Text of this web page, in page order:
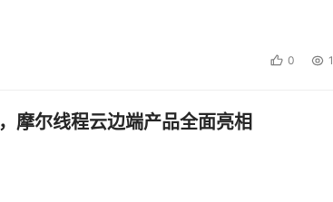
0
摩尔线程云边端产品全面亮相